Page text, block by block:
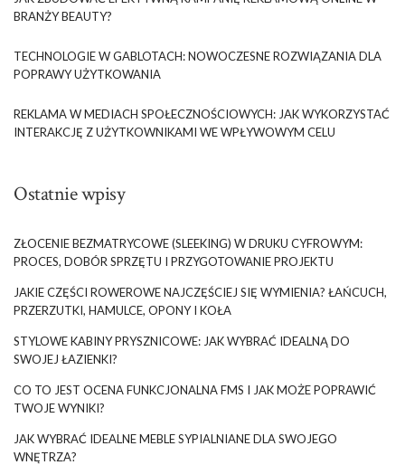
BRANŻY BEAUTY?
TECHNOLOGIE W GABLOTACH: NOWOCZESNE ROZWIĄZANIA DLA
POPRAWY UŻYTKOWANIA
REKLAMA W MEDIACH SPOŁECZNOŚCIOWYCH: JAK WYKORZYSTAĆ
INTERAKCJĘ Z UŻYTKOWNIKAMI WE WPŁYWOWYM CELU
Ostatnie wpisy
ZŁOCENIE BEZMATRYCOWE (SLEEKING) W DRUKU CYFROWYM:
PROCES, DOBÓR SPRZĘTU I PRZYGOTOWANIE PROJEKTU
JAKIE CZĘŚCI ROWEROWE NAJCZĘŚCIEJ SIĘ WYMIENIA? ŁAŃCUCH,
PRZERZUTKI, HAMULCE, OPONY I KOŁA
STYLOWE KABINY PRYSZNICOWE: JAK WYBRAĆ IDEALNĄ DO
SWOJEJ ŁAZIENKI?
CO TO JEST OCENA FUNKCJONALNA FMS I JAK MOŻE POPRAWIĆ
TWOJE WYNIKI?
JAK WYBRAĆ IDEALNE MEBLE SYPIALNIANE DLA SWOJEGO
WNĘTRZA?